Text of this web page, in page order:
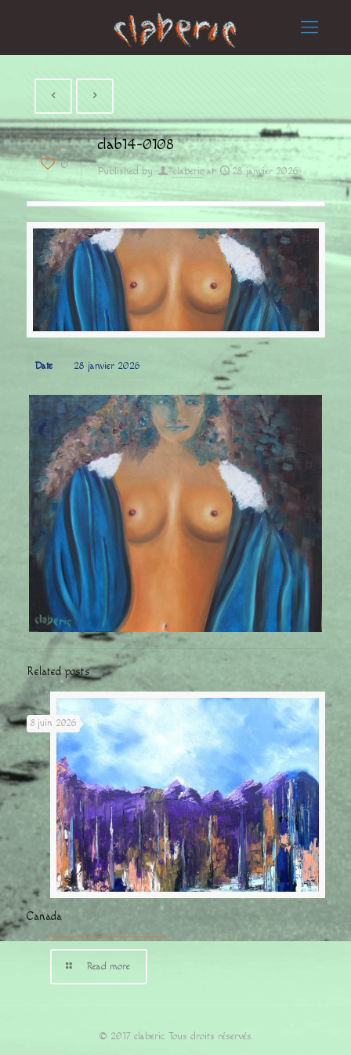
0
clab14-0108
Published by claberic at 28 janvier 2026
Date 28 janvier 2026
Related posts
8 juin 2026
Canada
Read more
© 2017 claberic. Tous droits réservés.